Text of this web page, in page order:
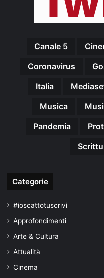
Canale 5
Coronavirus
Italia
Musica
Pandemia
Categorie
#ioscattotuscrivi
Approfondimenti
Arte & Cultura
Attualità
Cinema